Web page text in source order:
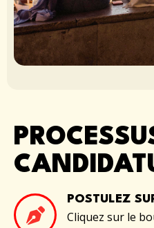
POSTULEZ
Cliquez sur le